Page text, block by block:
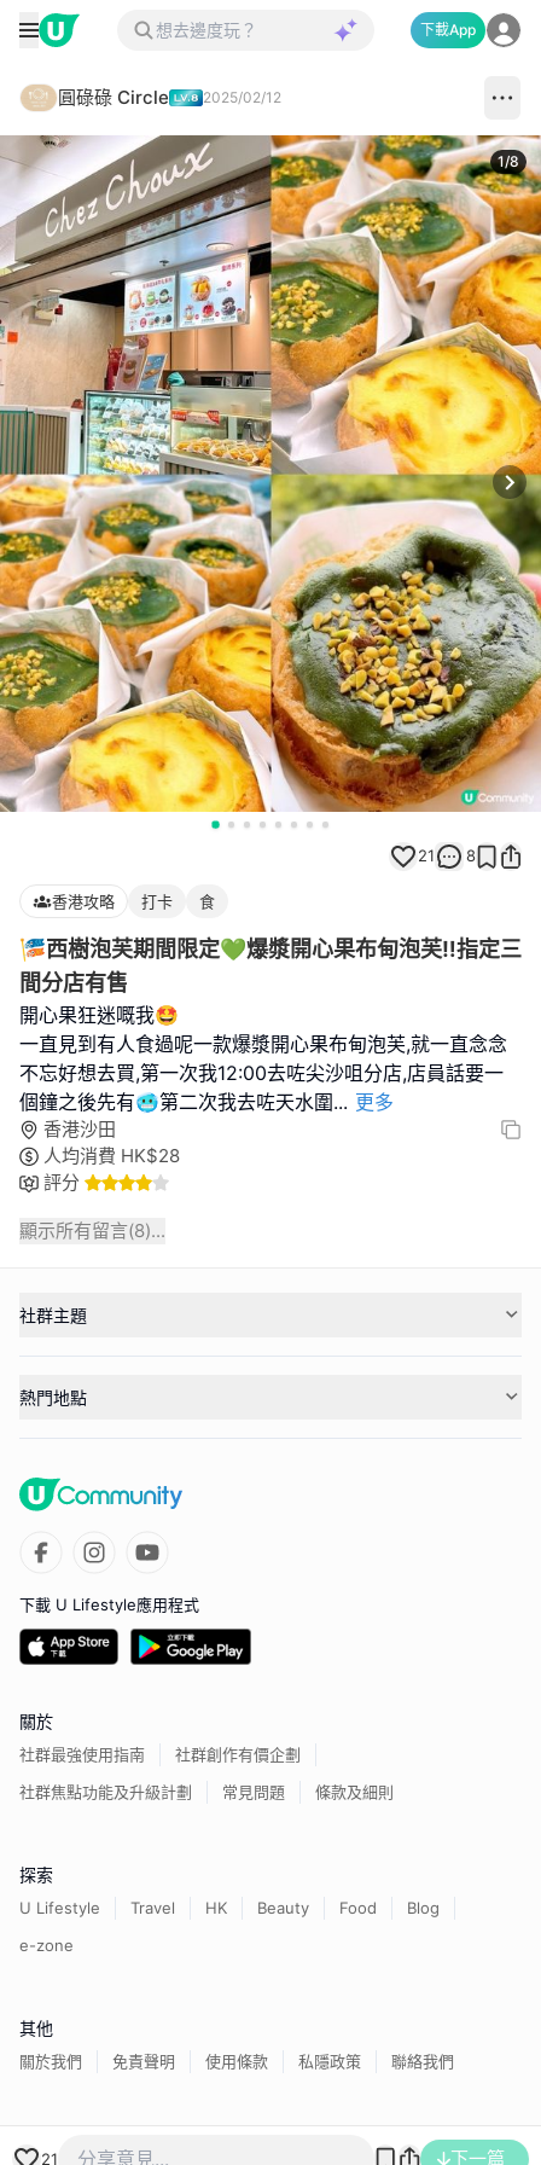
下載App
圓碌碌 Circle 2025/02/12
1/8
21 8
香港攻略 打卡 食
🎏西樹泡芙期間限定💚爆漿開心果布甸泡芙‼️指定三
間分店有售
開心果狂迷嘅我🤩
一直見到有人食過呢一款爆漿開心果布甸泡芙,就一直念念
不忘好想去買,第一次我12:00去咗尖沙咀分店,店員話要一
個鐘之後先有🥶第二次我去咗天水圍... 更多
香港沙田
人均消費 HK$28
評分
顯示所有留言(8)...
21 下一篇
社群主題
熱門地點
下載 U Lifestyle應用程式
關於
社群最強使用指南
社群創作有價企劃
社群焦點功能及升級計劃
常見問題 條款及細則
探索
U Lifestyle Travel HK Beauty Food
Blog
e-zone
其他
關於我們 免責聲明 使用條款 私隱政策 聯絡我們
香港經濟日報版權所有©